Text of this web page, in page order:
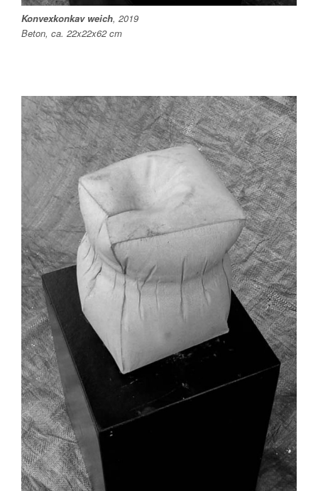
Konvexkonkav weich, 2019
Beton, ca. 22x22x62 cm